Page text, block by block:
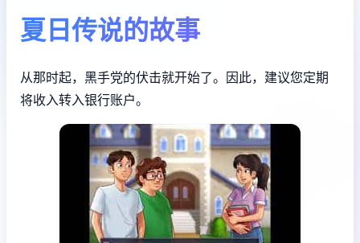
夏日传说的故事
从那时起，黑手党的伏击就开始了。因此，建议您定期
将收入转入银行账户。